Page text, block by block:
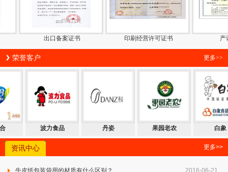
出口备案证书 印刷经营许可证书 产许可
更多>>
荣誉客户
波力食品 丹姿 果园老农 白象
更多>>
资讯中心